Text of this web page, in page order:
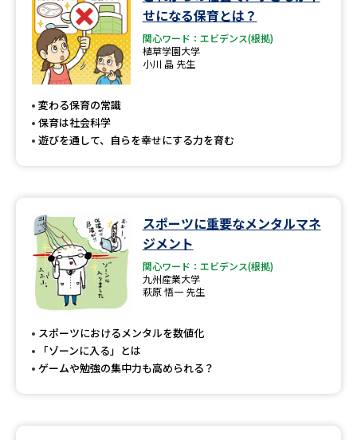
せになる保育とは？
関心ワード：エビデンス(根拠)
植草学園大学
小川 晶 先生
変わる保育の常識
保育は社会科学
遊びを通して、自らを幸せにする力を育む
スポーツに重要なメンタルマネ
ジメント
関心ワード：エビデンス(根拠)
九州産業大学
萩原 悟一 先生
スポーツにおけるメンタルを数値化
「ゾーンに入る」とは
ゲームや勉強の集中力も高められる？